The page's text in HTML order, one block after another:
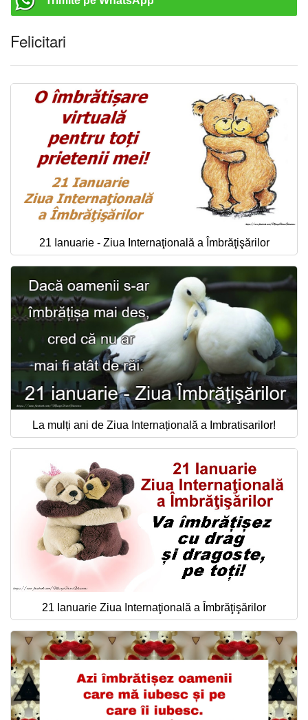
Felicitari
21 Ianuarie - Ziua Internaţională a Îmbrăţişărilor
La mulți ani de Ziua Internațională a Imbratisarilor!
21 Ianuarie Ziua Internaţională a Îmbrăţişărilor